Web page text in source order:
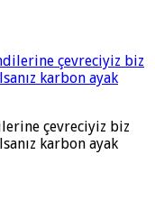
çevreciyiz biz
karbon ayak